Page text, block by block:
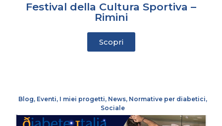
Festival della Cultura Sportiva –
Rimini
Scopri
Blog, Eventi, I miei progetti, News, Normative per diabetici,
Sociale